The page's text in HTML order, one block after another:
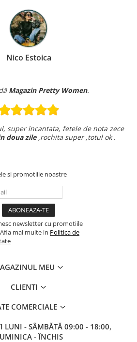
Nico Estoica
Magazin Pretty Women.
super incantata, fetele de nota zece
doua zile,rochita super ,totul ok .
si promotiile noastre
newsletter cu promotiile
mai multe in Politica de
MEU
CLIENTI
COMERCIALE
LUNI - SÂMBĂTĂ 09:00 - 18:00,
- ÎNCHIS